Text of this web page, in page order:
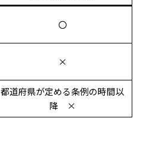
〇
×
都道府県が定める条例の時間以
降 ×